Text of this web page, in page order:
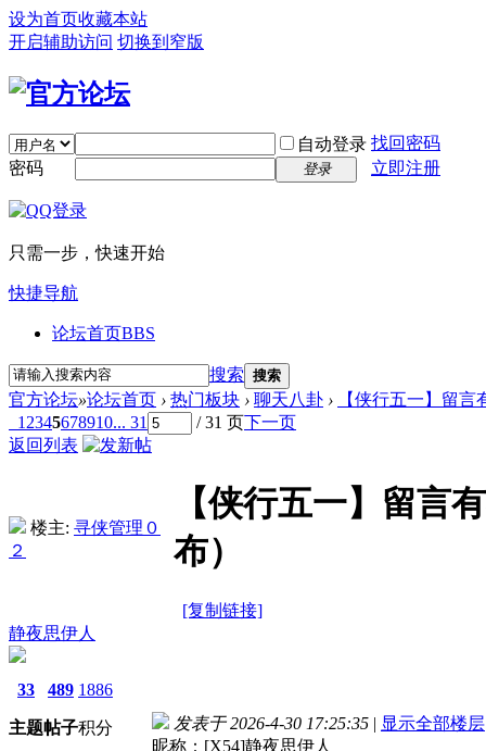
设为首页收藏本站
开启辅助访问 切换到窄版
自动登录 找回密码
密码
登录 立即注册
只需一步，快速开始
快捷导航
论坛首页BBS
搜索 搜索
官方论坛»论坛首页 › 热门板块 › 聊天八卦 ›
【侠行五一】留
1 2345678910... 31 / 31 页下一页
返回列表
楼主: 寻侠管理０
２
【侠行五一】留言
布）
[复制链接]
静夜思伊人
33
主题
489
帖子
1886
积分 发表于 2026-4-30 17:25:35 | 显示全部楼层
昵称：[X54]静夜思伊人